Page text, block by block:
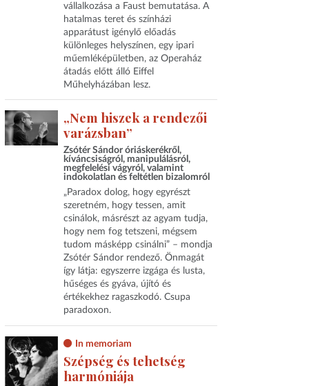
vállalkozása a Faust bemutatása. A
hatalmas teret és színházi
apparátust igénylő előadás
különleges helyszínen, egy ipari
műemléképületben, az Operaház
átadás előtt álló Eiffel
Műhelyházában lesz.
„Nem hiszek a rendezői
varázsban”
Zsótér Sándor óriáskerékről,
kíváncsiságról, manipulálásról,
megfelelési vágyról, valamint
indokolatlan és feltétlen bizalomról
„Paradox dolog, hogy egyrészt
szeretném, hogy tessen, amit
csinálok, másrészt az agyam tudja,
hogy nem fog tetszeni, mégsem
tudom másképp csinálni” – mondja
Zsótér Sándor rendező. Önmagát
így látja: egyszerre izgága és lusta,
hűséges és gyáva, újító és
értékekhez ragaszkodó. Csupa
paradoxon.
In memoriam
Szépség és tehetség
harmóniája